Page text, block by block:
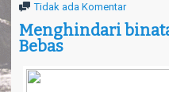
Tidak ada Komentar
Menghindari
Bebas